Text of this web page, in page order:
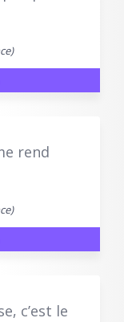
rend
c’est le